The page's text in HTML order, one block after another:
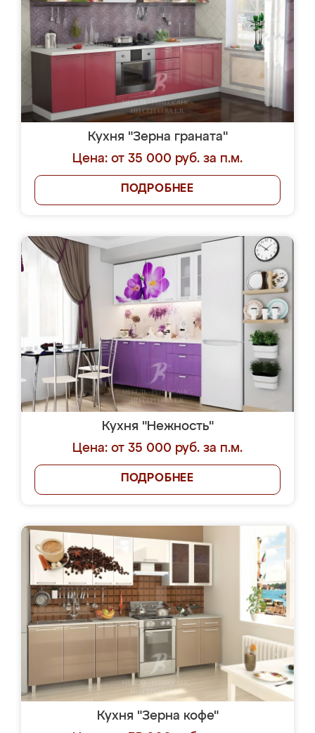
Кухня "Зерна граната"
Цена: от 35 000 руб. за п.м.
ПОДРОБНЕЕ
Кухня "Нежность"
Цена: от 35 000 руб. за п.м.
ПОДРОБНЕЕ
Кухня "Зерна кофе"